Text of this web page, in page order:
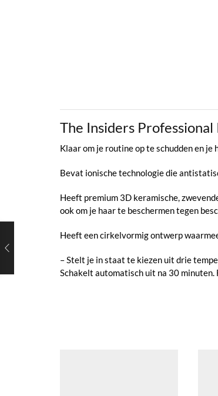
The Insiders
Klaar om je routine op te schudden en
Bevat ionische technologie die
Heeft ​​premium 3D keramische,
ook om je haar te beschermen tegen
Heeft een cirkelvormig ontwerp
– Stelt je in staat te kiezen uit drie
Schakelt automatisch uit na 30 minuten.